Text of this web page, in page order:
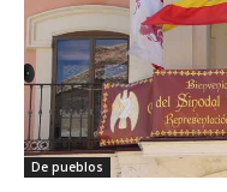
De pueblos